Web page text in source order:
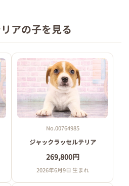
アの子を見る
No.00764985
ジャックラッセルテリア
269,800円
2026年6月9日 生まれ